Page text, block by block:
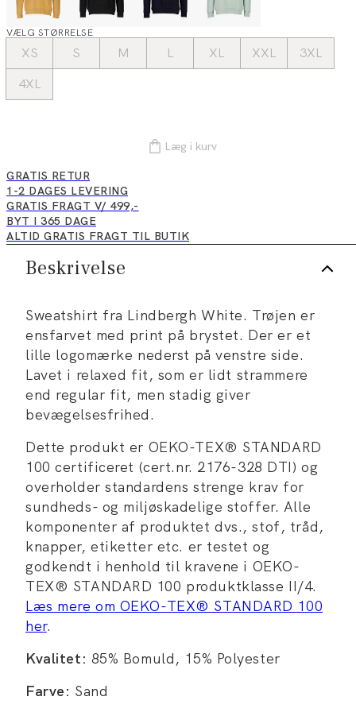
VÆLG STØRRELSE
XS S M L XL XXL
3XL
4XL
Læg i kurv
GRATIS RETUR
1-2 DAGES LEVERING
GRATIS FRAGT V/ 499,-
BYT I 365 DAGE
ALTID GRATIS FRAGT TIL BUTIK
Beskrivelse
Sweatshirt fra Lindbergh White. Trøjen er
ensfarvet med print på brystet. Der er et
lille logomærke nederst på venstre side.
Lavet i relaxed fit, som er lidt strammere
end regular fit, men stadig giver
bevægelsesfrihed.
Dette produkt er OEKO-TEX® STANDARD
100 certificeret (cert.nr. 2176-328 DTI) og
overholder standardens strenge krav for
sundheds- og miljøskadelige stoffer. Alle
komponenter af produktet dvs., stof, tråd,
knapper, etiketter etc. er testet og
godkendt i henhold til kravene i OEKO-
TEX® STANDARD 100 produktklasse II/4.
Læs mere om OEKO-TEX® STANDARD 100
her.
Kvalitet: 85% Bomuld, 15% Polyester
Farve: Sand